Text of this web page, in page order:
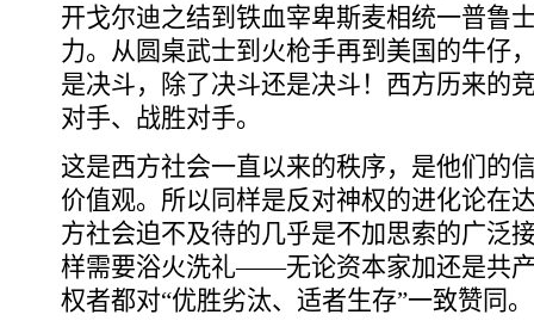
开戈尔迪之结到铁血宰卑斯麦相统一普鲁
力。从圆桌武士到火枪手再到美国的牛仔
是决斗，除了决斗还是决斗！西方历来的
对手、战胜对手。
这是西方社会一直以来的秩序，是他们的
价值观。所以同样是反对神权的进化论在
方社会迫不及待的几乎是不加思索的广泛
样需要浴火洗礼――无论资本家加还是共
权者都对“优胜劣汰、适者生存”一致赞同。